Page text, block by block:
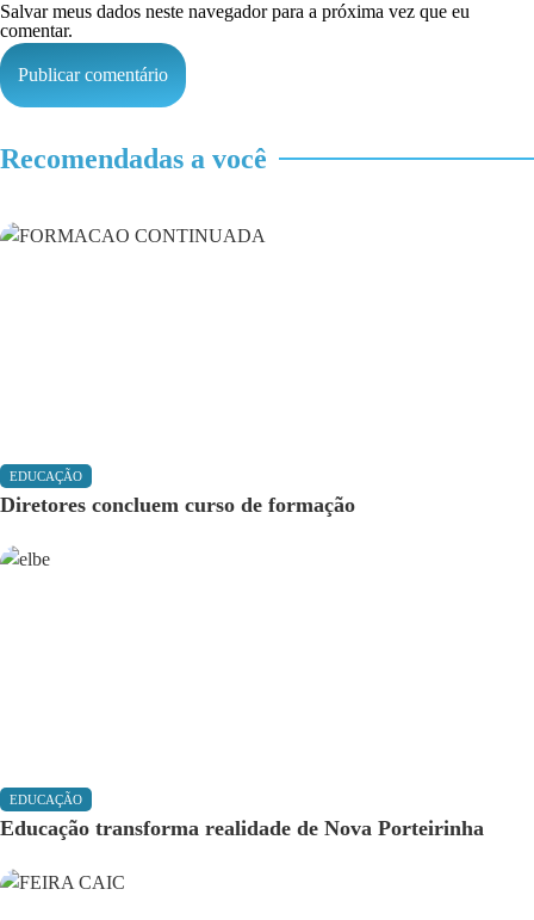
Salvar meus dados neste navegador para a próxima vez que eu
comentar.
Recomendadas a você
EDUCAÇÃO
Diretores concluem curso de formação
EDUCAÇÃO
Educação transforma realidade de Nova Porteirinha